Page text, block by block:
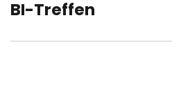
Next
BI-Treffen